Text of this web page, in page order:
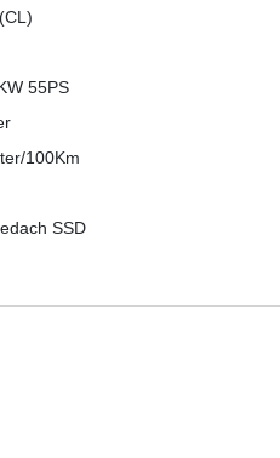
55PS
100Km
SSD